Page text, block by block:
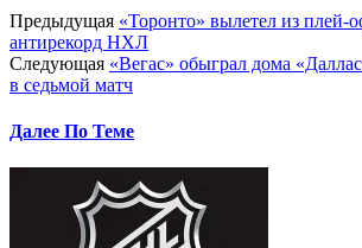
Предыдущая «Торонто» вылетел из плей-
антирекорд НХЛ
Следующая «Вегас» обыграл дома
в седьмой матч
Далее По Теме